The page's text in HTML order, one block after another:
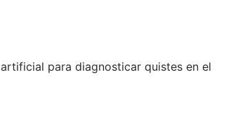
para diagnosticar quistes en el